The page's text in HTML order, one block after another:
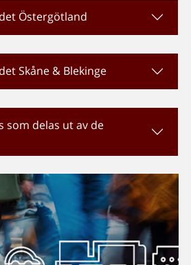
Östergötland
Skåne & Blekinge
som delas ut av de